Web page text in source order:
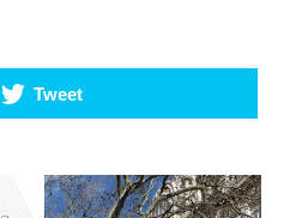
Tweet